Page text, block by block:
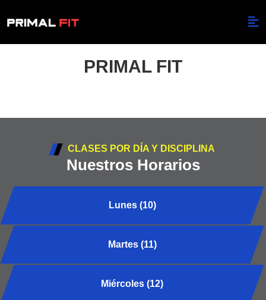
PRIMAL FIT
CLASES POR DÍA Y DISCIPLINA
Nuestros Horarios
Lunes (10)
Martes (11)
Miércoles (12)